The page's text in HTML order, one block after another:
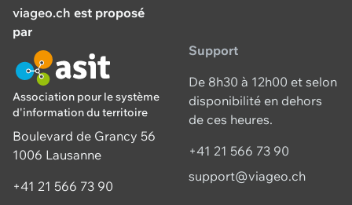
viageo.ch est proposé
par
Association pour le système
d'information du territoire
Boulevard de Grancy 56
1006 Lausanne
+41 21 566 73 90
Support
De 8h30 à 12h00 et selon
disponibilité en dehors
de ces heures.
+41 21 566 73 90
support@viageo.ch